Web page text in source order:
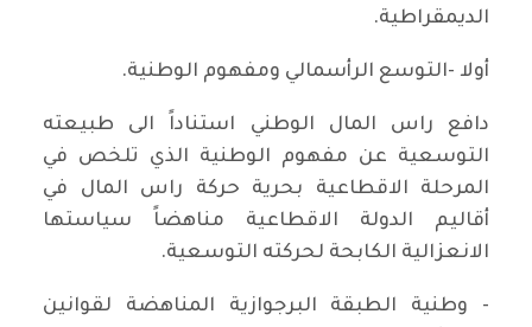
الديمقراطية.
أولا -التوسع الرأسمالي ومفهوم الوطنية.
دافع راس المال الوطني استناداً الى طبيعته
التوسعية عن مفهوم الوطنية الذي تلخص في
المرحلة الاقطاعية بحرية حركة راس المال في
أقاليم الدولة الاقطاعية مناهضاً سياستها
الانعزالية الكابحة لحركته التوسعية.
- وطنية الطبقة البرجوازية المناهضة لقوانين